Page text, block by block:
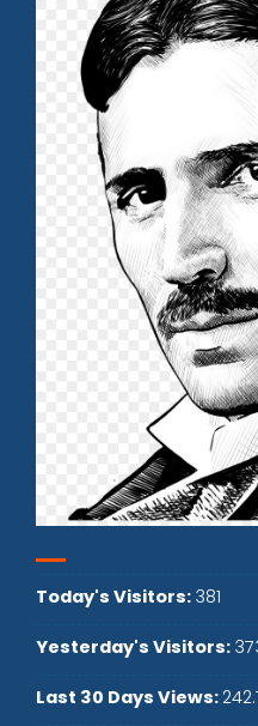
Today's Visitors: 381
Yesterday's Visitors:
Last 30 Days Views: